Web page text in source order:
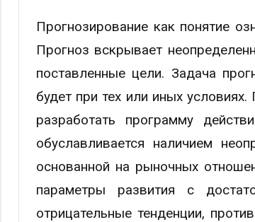
Прогнозирование как понятие
Прогноз вскрывает
поставленные цели. Задача
будет при тех или иных
разработать программу
обуславливается наличием
основанной на рыночных
параметры развития с
отрицательные тенденции,